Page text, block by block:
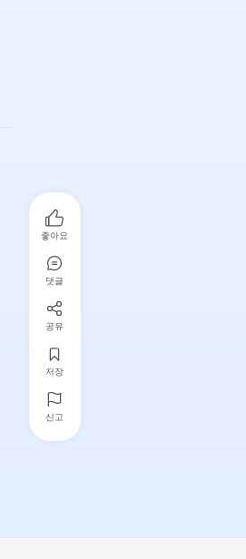
좋아요
댓글
공유
저장
신고